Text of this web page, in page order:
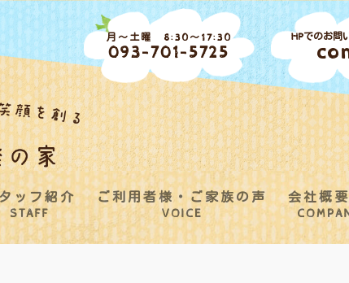
月～土曜 8:30～17:30
093-701-5725
HPでのお問
ッフ紹介
STAFF
ご利用者様・ご家族の声
VOICE
会社概